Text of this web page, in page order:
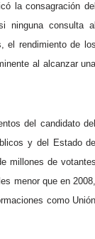
la consagración del
ninguna consulta al
el rendimiento de los
al alcanzar
del candidato del
y del Estado de
millones de votantes
menor que en 2008,
como Unión